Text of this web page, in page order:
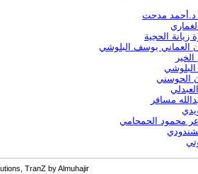
د.أحمد مدحت
زيانة الحجية
العماني يوسف البلوشي
الحوسني
مسافر
محمود الحمحامي
TranZ by Almuhajir